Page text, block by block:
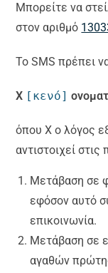
Μπορείτε να
στον αριθμό
Το SMS πρέπει
X [κενό]
όπου Χ ο λόγος
αντιστοιχεί
Μετάβαση σε
εφόσον αυτό
επικοινωνία.
Μετάβαση σε
αγαθών